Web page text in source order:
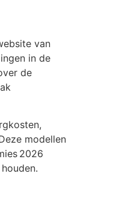
van
in de
de
modellen
2026